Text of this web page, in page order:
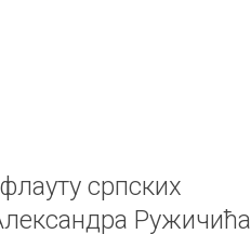
српских
Ружичића